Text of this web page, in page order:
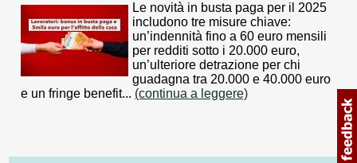
Le novità in busta paga per il 2025
includono tre misure chiave:
un’indennità fino a 60 euro mensili
per redditi sotto i 20.000 euro,
un’ulteriore detrazione per chi
guadagna tra 20.000 e 40.000 euro
e un fringe benefit... (continua a leggere)